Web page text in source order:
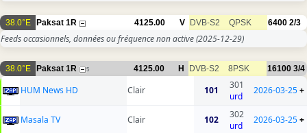
38.0°E Paksat 1R 4125.00 V DVB-S2 QPSK 6400 2/3
Feeds occasionnels, données ou fréquence non active(2025-12-29)
38.0°E Paksat 1R 5 4125.00 H DVB-S2 8PSK 16100 3/4
HUM News HD Clair 101
301
urd
2026-03-25+
Masala TV Clair 102
302
urd
2026-03-25+